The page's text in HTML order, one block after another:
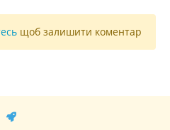
щоб залишити коментар